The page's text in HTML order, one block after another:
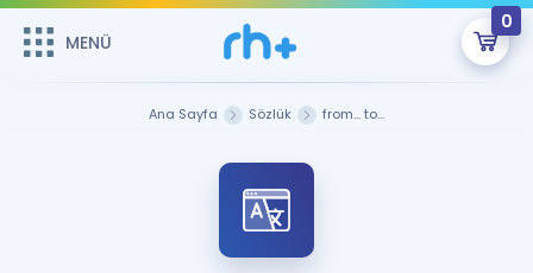
MENÜ
0
Sepetin Şu An Boş.
Remzi Hoca ile seni sınava hazırlayacak onlarca eğitim seni
bekliyor!
MENÜ
Ana Sayfa Sözlük from... to...